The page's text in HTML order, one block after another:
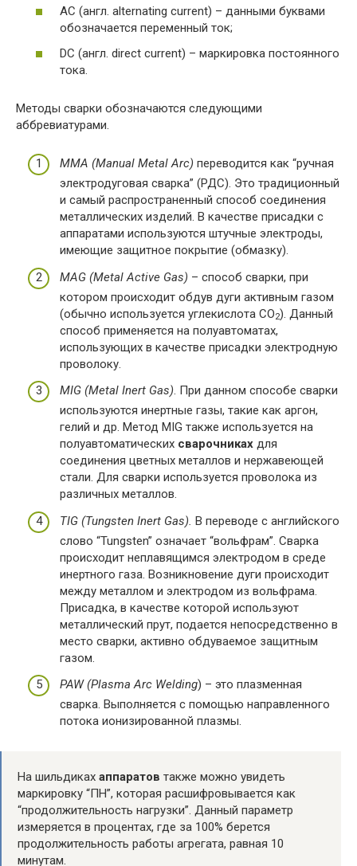
AC (англ. alternating current) – данными буквами
обозначается переменный ток;
DC (англ. direct current) – маркировка постоянного
тока.
Методы сварки обозначаются следующими
аббревиатурами.
ММА (Manual Metal Arc) переводится как “ручная
электродуговая сварка” (РДС). Это традиционный
и самый распространенный способ соединения
металлических изделий. В качестве присадки с
аппаратами используются штучные электроды,
имеющие защитное покрытие (обмазку).
MAG (Metal Active Gas) – способ сварки, при
котором происходит обдув дуги активным газом
(обычно используется углекислота СО2). Данный
способ применяется на полуавтоматах,
использующих в качестве присадки электродную
проволоку.
MIG (Metal Inert Gas). При данном способе сварки
используются инертные газы, такие как аргон,
гелий и др. Метод MIG также используется на
полуавтоматических сварочниках для
соединения цветных металлов и нержавеющей
стали. Для сварки используется проволока из
различных металлов.
TIG (Tungsten Inert Gas). В переводе с английского
слово “Tungsten” означает “вольфрам”. Сварка
происходит неплавящимся электродом в среде
инертного газа. Возникновение дуги происходит
между металлом и электродом из вольфрама.
Присадка, в качестве которой используют
металлический прут, подается непосредственно в
место сварки, активно обдуваемое защитным
газом.
PAW (Plasma Arc Welding) – это плазменная
сварка. Выполняется с помощью направленного
потока ионизированной плазмы.
На шильдиках аппаратов также можно увидеть
маркировку “ПН”, которая расшифровывается как
“продолжительность нагрузки”. Данный параметр
измеряется в процентах, где за 100% берется
продолжительность работы агрегата, равная 10
минутам.